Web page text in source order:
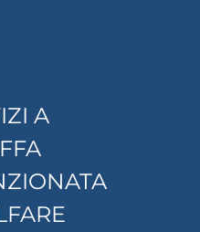
A